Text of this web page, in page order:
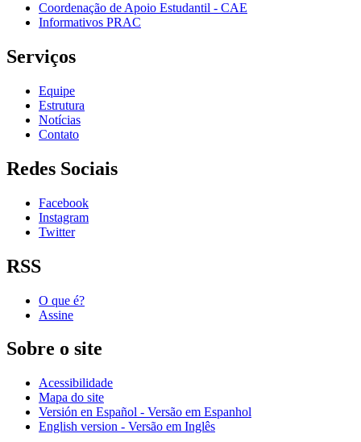
Coordenação de Apoio Estudantil - CAE
Informativos PRAC
Serviços
Equipe
Estrutura
Notícias
Contato
Redes Sociais
Facebook
Instagram
Twitter
RSS
O que é?
Assine
Sobre o site
Acessibilidade
Mapa do site
Versión en Español - Versão em Espanhol
English version - Versão em Inglês